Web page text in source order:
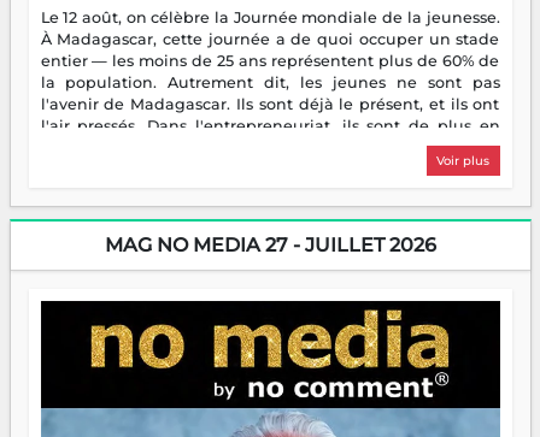
Le 12 août, on célèbre la Journée mondiale de la jeunesse.
À Madagascar, cette journée a de quoi occuper un stade
entier — les moins de 25 ans représentent plus de 60% de
la population. Autrement dit, les jeunes ne sont pas
l'avenir de Madagascar. Ils sont déjà le présent, et ils ont
l'air pressés. Dans l'entrepreneuriat, ils sont de plus en
plus nombreux à se lancer, à créer, à risquer — souvent
sans filet, souvent sans aide, mais toujours avec cette
dorment vraiment la nuit. En culture, les nouvelles sont
encore meilleures. Aina Rasamoelina vient de décrocher le
Prix RFI Instrumental Afrique. Miangaly Elia rafle le Prix
jeunes qui tiennent la torche. Alors oui, on pourrait
s'arrêter là, applaudir et rentrer chez soi satisfait. Mais ce
serait passer à côté d'une chose essentielle. La fougue, ça
brûle fort — et parfois, ça brûle vite. Une flamme sans
direction peut éclairer autant qu'elle peut consumer. C'est
là que les aînés entrent en scène — pas pour reprendre le
gouvernail, mais pour montrer où sont les récifs. Les jeunes
Voir plus
MAG NO MEDIA 27 - JUILLET 2026